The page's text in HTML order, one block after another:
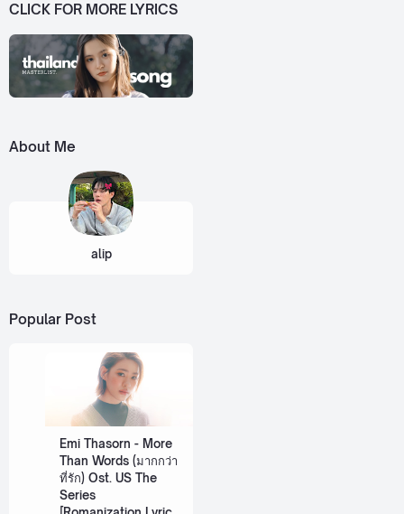
CLICK FOR MORE LYRICS
About Me
alip
Popular Post
Emi Thasorn - More
Than Words (มากกว่า
ที่รัก) Ost. US The
Series